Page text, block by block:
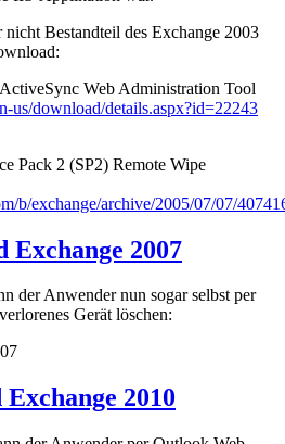
Bestandteil des Exchange 2003
Web Administration Tool
us/download/details.aspx?id=22243
Pack 2 (SP2) Remote Wipe
b/exchange/archive/2005/07/07/
Exchange 2007
der Anwender nun sogar selbst per
Gerät löschen:
2010